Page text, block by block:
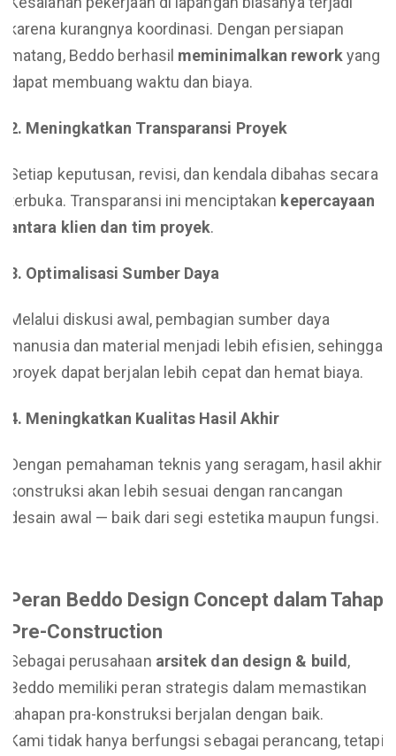
karena kurangnya koordinasi. Dengan persiapan
matang, Beddo berhasil meminimalkan reworkyang
dapat membuang waktu dan biaya.
2. Meningkatkan Transparansi Proyek
Setiap keputusan, revisi, dan kendala dibahas secara
terbuka. Transparansi ini menciptakan kepercayaan
antara klien dan tim proyek.
3. Optimalisasi Sumber Daya
Melalui diskusi awal, pembagian sumber daya
manusia dan material menjadi lebih efisien, sehingga
proyek dapat berjalan lebih cepat dan hemat biaya.
4. Meningkatkan Kualitas Hasil Akhir
Dengan pemahaman teknis yang seragam, hasil akhir
konstruksi akan lebih sesuai dengan rancangan
desain awal — baik dari segi estetika maupun fungsi.
Peran Beddo Design Concept dalam Tahap
Pre-Construction
Sebagai perusahaan arsitek dan design & build,
Beddo memiliki peran strategis dalam memastikan
tahapan pra-konstruksi berjalan dengan baik.
Kami tidak hanya berfungsi sebagai perancang, tetapi